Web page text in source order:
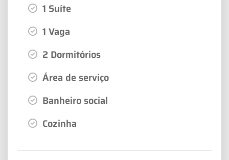
1 Suíte
1 Vaga
2 Dormitórios
Área de serviço
Banheiro social
Cozinha